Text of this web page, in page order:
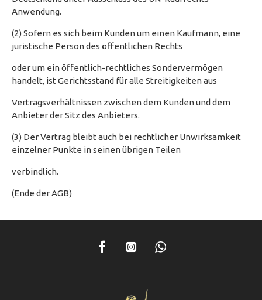
Anwendung.
(2) Sofern es sich beim Kunden um einen Kaufmann, eine
juristische Person des öffentlichen Rechts
oder um ein öffentlich-rechtliches Sondervermögen
handelt, ist Gerichtsstand für alle Streitigkeiten aus
Vertragsverhältnissen zwischen dem Kunden und dem
Anbieter der Sitz des Anbieters.
(3) Der Vertrag bleibt auch bei rechtlicher Unwirksamkeit
einzelner Punkte in seinen übrigen Teilen
verbindlich.
(Ende der AGB)